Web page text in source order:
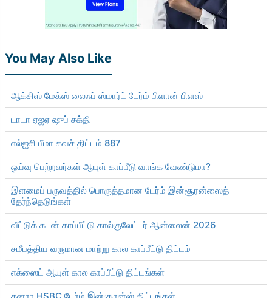
You May Also Like
ஆக்சிஸ் மேக்ஸ் லைஃப் ஸ்மார்ட் டேர்ம் பிளான் பிளஸ்
டாடா ஏஐஏ ஷுப் சக்தி
எல்ஐசி பீமா கவச் திட்டம் 887
ஓய்வு பெற்றவர்கள் ஆயுள் காப்பீடு வாங்க வேண்டுமா?
இளமைப் பருவத்தில் பொருத்தமான டேர்ம் இன்சூரன்ஸைத்
தேர்ந்தெடுங்கள்
வீட்டுக் கடன் காப்பீட்டு கால்குலேட்டர் ஆன்லைன் 2026
சமீபத்திய வருமான மாற்று கால காப்பீட்டு திட்டம்
எக்ஸைட் ஆயுள் கால காப்பீட்டு திட்டங்கள்